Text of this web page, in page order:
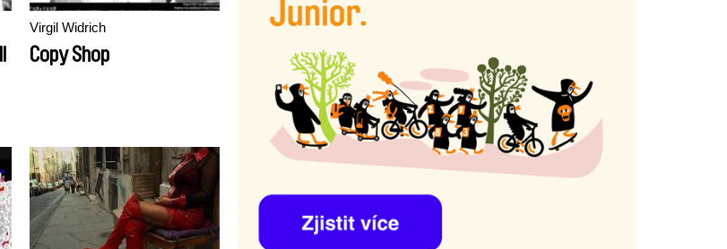
Virgil Widrich
Copy Shop